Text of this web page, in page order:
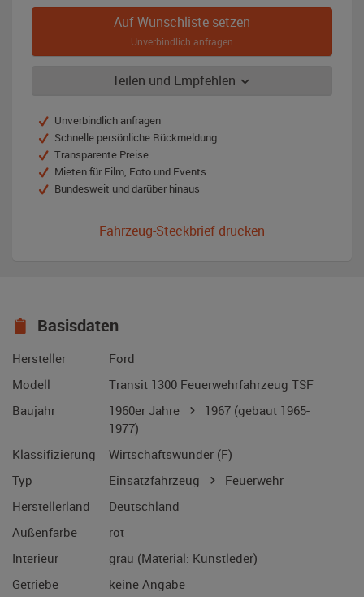
Auf Wunschliste setzen
Unverbindlich anfragen
Teilen und Empfehlen
Unverbindlich anfragen
Schnelle persönliche Rückmeldung
Transparente Preise
Mieten für Film, Foto und Events
Bundesweit und darüber hinaus
Fahrzeug-Steckbrief drucken
Basisdaten
Hersteller
Ford
Modell
Transit 1300 Feuerwehrfahrzeug TSF
Baujahr
1960er Jahre 1967 (gebaut 1965-
1977)
Klassifizierung
Wirtschaftswunder (F)
Typ
Einsatzfahrzeug
Feuerwehr
Herstellerland
Deutschland
Außenfarbe
rot
Interieur
grau (Material: Kunstleder)
Getriebe
keine Angabe